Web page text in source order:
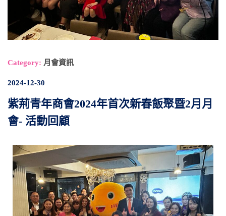
Category: 月會資訊
2024-12-30
紫荊青年商會2024年首次新春飯聚暨2月月
會- 活動回顧